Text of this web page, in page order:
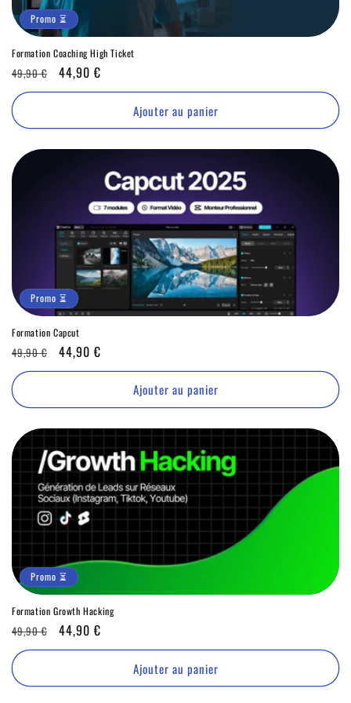
Promo ⏳
Formation Coaching High Ticket
Prix
habituel
49,90 €
Promo
⏳
44,90 €
Ajouter au panier
Promo ⏳
Formation Capcut
Prix
habituel
49,90 €
Promo
⏳
44,90 €
Ajouter au panier
Promo ⏳
Formation Growth Hacking
Prix
habituel
49,90 €
Promo
⏳
44,90 €
Ajouter au panier